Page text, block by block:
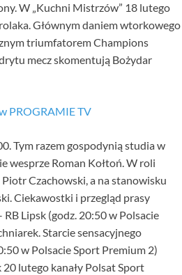
W „Kuchni Mistrzów” 18 lutego
Głównym daniem wtorkowego
triumfatorem Champions
mecz skomentują Bożydar
PROGRAMIE TV
Tym razem gospodynią studia w
wesprze Roman Kołtoń. W roli
Czachowski, a na stanowisku
Ciekawostki i przegląd prasy
Lipsk (godz. 20:50 w Polsacie
Starcie sensacyjnego
w Polsacie Sport Premium 2)
lutego kanały Polsat Sport